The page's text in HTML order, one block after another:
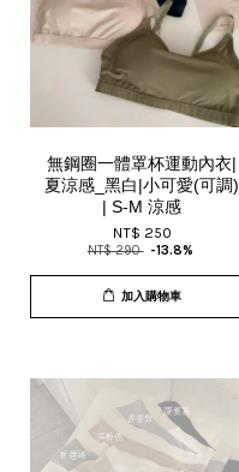
無鋼圈一體罩杯運動內衣|
夏涼感_黑白|小可愛(可調)
| S-M 涼感
NT$ 250
NT$ 290 -13.8%
加入購物車